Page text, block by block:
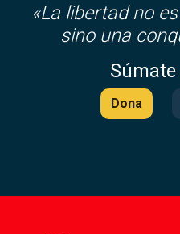
«La libertad no
sino una
Súmate
Dona